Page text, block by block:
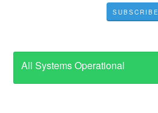
SUBSCRIBE
All Systems Operational